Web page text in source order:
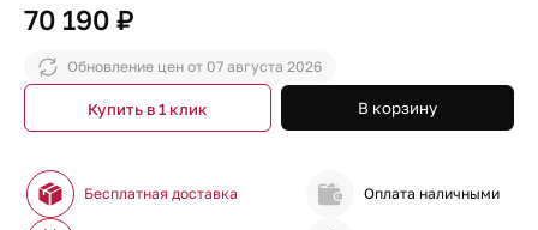
70 190 ₽
Обновление цен от 07 августа 2026
В корзину
Купить в 1 клик
Бесплатная доставка Оплата наличными